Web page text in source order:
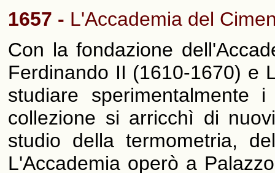
1657 - L'Accademia del
Con la fondazione
Ferdinando II (1610-1670) e
studiare sperimentalmente
collezione si arricchì di
studio della termometria,
L'Accademia operò a